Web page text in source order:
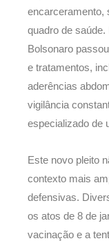
encarceramento,
quadro de
Bolsonaro
e tratamentos,
aderências
vigilância
especializado de
Este novo pleito
contexto mais
defensivas.
os atos de 8 de
vacinação e a